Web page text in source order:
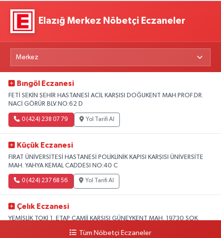
Elazığ Merkez Nöbetçi Eczaneler
Bıngöl Eczanesi
FETİ SEKİN ŞEHİR HASTANESİ ACİL KARŞISI DOĞUKENT MAH.PROF.DR.
NACİ GÖRÜR BLV.NO:62 D
0 (424) 238 07 79 Yol Tarifi Al
Küçük Eczanesi
FIRAT ÜNİVERSİTESİ HASTANESİ POLİKLİNİK KAPISI KARŞISI ÜNİVERSİTE
MAH. YAHYA KEMAL CADDESI NO:40 C
0 (424) 237 68 56 Yol Tarifi Al
Çelık Eczanesi
YEMİŞLİK TOKİ 1. ETAP CAMİİ KARŞISI GÜNEYKENT MAH. 19730 SOK.
Tüm Nöbetçi Eczaneler